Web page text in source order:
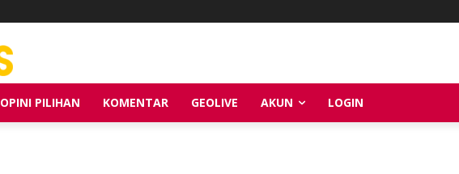
OPINI PILIHAN KOMENTAR GEOLIVE AKUN LOGIN